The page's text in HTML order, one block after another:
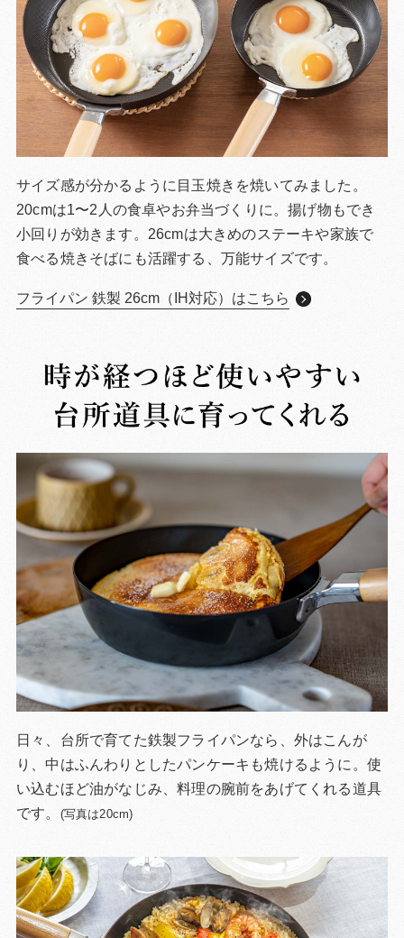
サイズ感が分かるように目玉焼きを焼いてみました。
20cmは1〜2人の食卓やお弁当づくりに。揚げ物もでき
小回りが効きます。26cmは大きめのステーキや家族で
食べる焼きそばにも活躍する、万能サイズです。
フライパン 鉄製 26cm（IH対応）はこちら
日々、台所で育てた鉄製フライパンなら、外はこんが
り、中はふんわりとしたパンケーキも焼けるように。使
い込むほど油がなじみ、料理の腕前をあげてくれる道具
です。 (写真は20cm)